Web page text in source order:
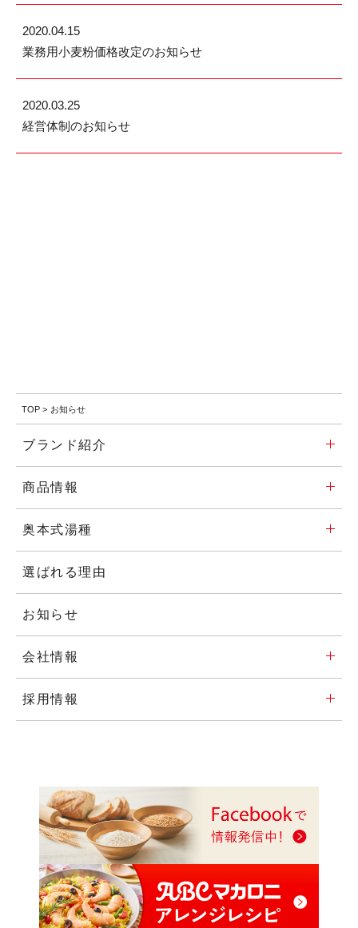
2020.04.15
業務用小麦粉価格改定のお知らせ
2020.03.25
経営体制のお知らせ
TOP > お知らせ
ブランド紹介
商品情報
奥本式湯種
選ばれる理由
お知らせ
会社情報
採用情報